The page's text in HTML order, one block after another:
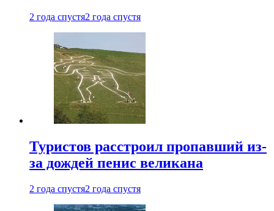
2 года спустя2 года спустя
Туристов расстроил пропавший из-
за дождей пенис великана
2 года спустя2 года спустя